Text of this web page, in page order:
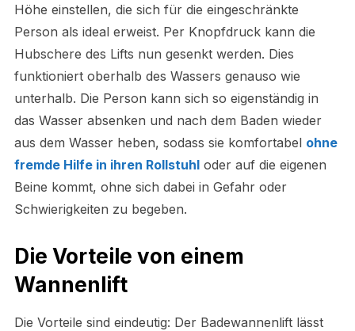
Höhe einstellen, die sich für die eingeschränkte
Person als ideal erweist. Per Knopfdruck kann die
Hubschere des Lifts nun gesenkt werden. Dies
funktioniert oberhalb des Wassers genauso wie
unterhalb. Die Person kann sich so eigenständig in
das Wasser absenken und nach dem Baden wieder
aus dem Wasser heben, sodass sie komfortabel ohne
fremde Hilfe in ihren Rollstuhloder auf die eigenen
Beine kommt, ohne sich dabei in Gefahr oder
Schwierigkeiten zu begeben.
Die Vorteile von einem
Wannenlift
Die Vorteile sind eindeutig: Der Badewannenlift lässt